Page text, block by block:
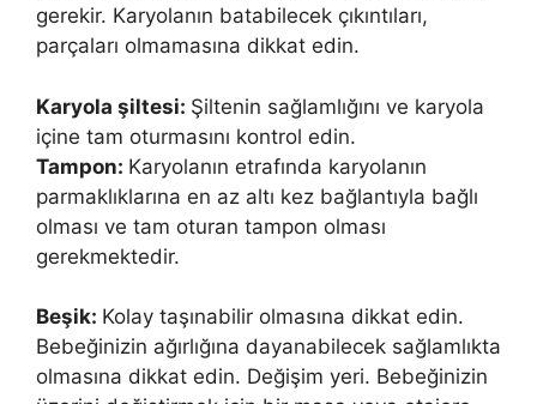
gerekir. Karyolanın batabilecek çıkıntıları,
parçaları olmamasına dikkat edin.
Karyola şiltesi: Şiltenin sağlamlığını ve karyola
içine tam oturmasını kontrol edin.
Tampon: Karyolanın etrafında karyolanın
parmaklıklarına en az altı kez bağlantıyla bağlı
olması ve tam oturan tampon olması
gerekmektedir.
Beşik: Kolay taşınabilir olmasına dikkat edin.
Bebeğinizin ağırlığına dayanabilecek sağlamlıkta
olmasına dikkat edin. Değişim yeri. Bebeğinizin